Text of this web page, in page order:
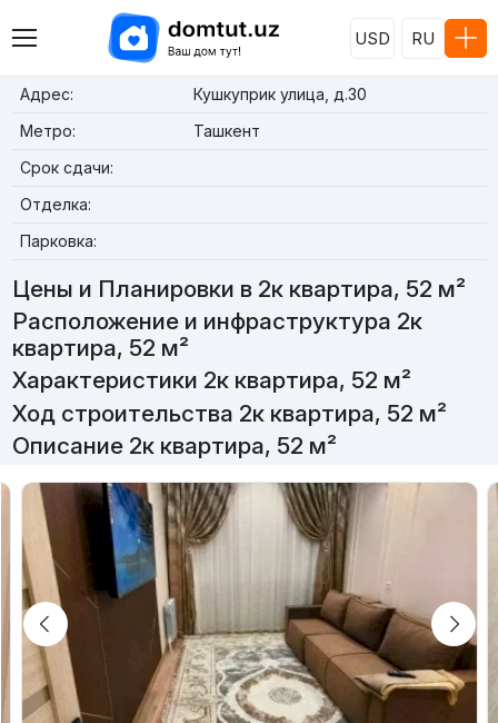
USD RU
Адрес:
Кушкуприк улица, д.30
Метро:
Ташкент
Срок сдачи:
Отделка:
Парковка:
Цены и Планировки в 2к квартира, 52 м²
Расположение и инфраструктура 2к
квартира, 52 м²
Характеристики 2к квартира, 52 м²
Ход строительства 2к квартира, 52 м²
Описание 2к квартира, 52 м²